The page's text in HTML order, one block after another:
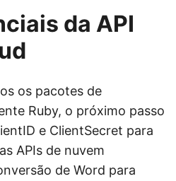
da API
os pacotes de
Ruby, o próximo passo
e ClientSecret para
APIs de nuvem
de Word para